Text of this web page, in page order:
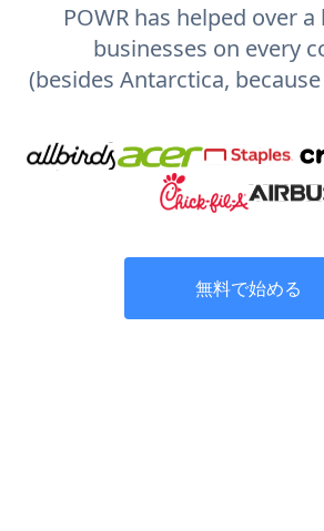
POWR has helped over
businesses on every
(besides Antarctica,
無料で始める